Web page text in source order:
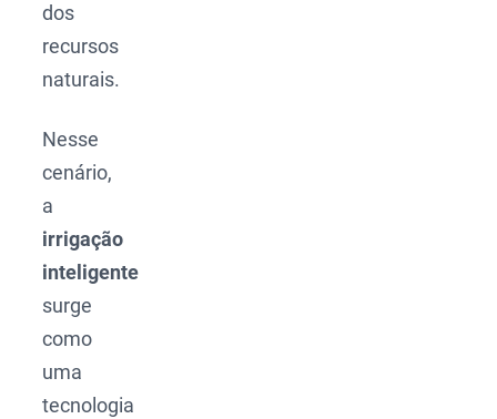
dos
recursos
naturais.
Nesse
cenário,
a
irrigação
inteligente
surge
como
uma
tecnologia